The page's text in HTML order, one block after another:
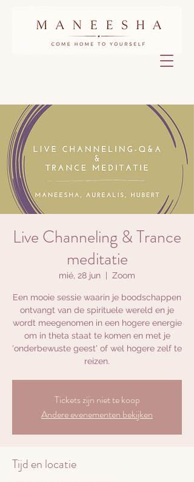
Live Channeling & Trance
meditatie
mié, 28 jun Zoom
Een mooie sessie waarin je boodschappen
ontvangt van de spirituele wereld en je
wordt meegenomen in een hogere energie
om in theta staat te komen en met je
'onderbewuste geest' of wel hogere zelf te
reizen.
Tickets zijn niet te koop
Andere evenementen bekijken
Tijd en locatie